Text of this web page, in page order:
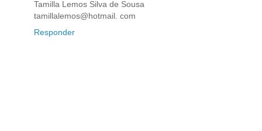
Tamilla Lemos Silva de Sousa
tamillalemos@hotmail. com
Responder